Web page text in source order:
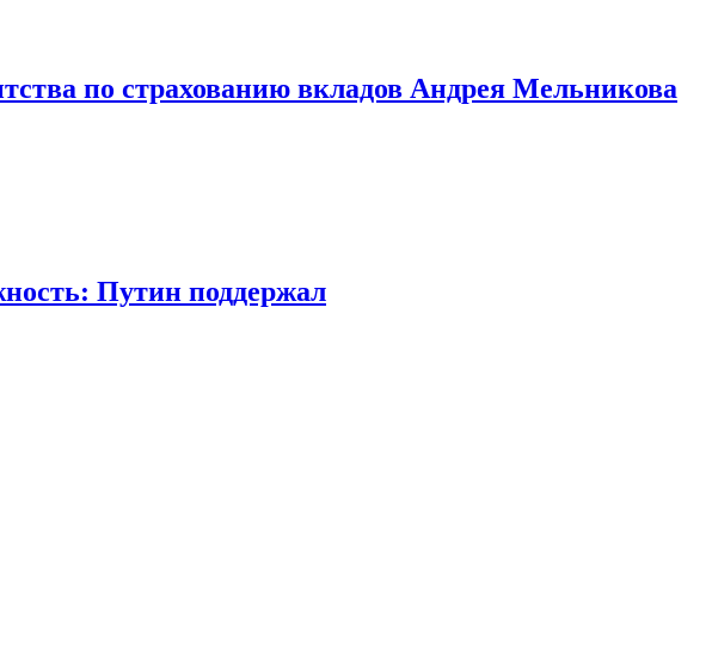
по страхованию вкладов Андрея Мельникова
Путин поддержал